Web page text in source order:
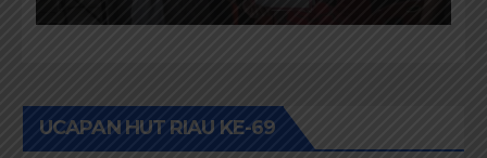
UCAPAN HUT RIAU KE-69